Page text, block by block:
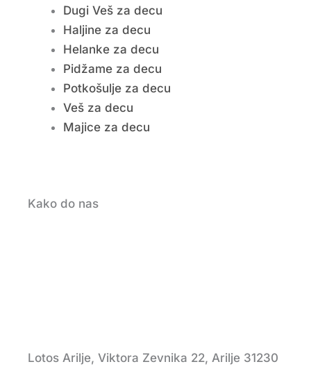
Dugi Veš za decu
Haljine za decu
Helanke za decu
Pidžame za decu
Potkošulje za decu
Veš za decu
Majice za decu
Kako do nas
Lotos Arilje, Viktora Zevnika 22, Arilje 31230